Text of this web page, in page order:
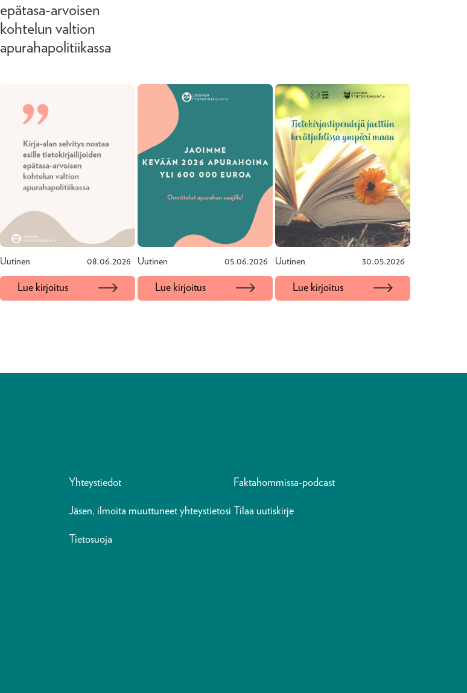
epätasa-arvoisen
kohtelun valtion
apurahapolitiikassa
Uutinen 08.06.2026
Lue kirjoitus
Uutinen 05.06.2026
Lue kirjoitus
Uutinen 30.05.2026
Lue kirjoitus
Yhteystiedot Faktahommissa-podcast
Jäsen, ilmoita muuttuneet yhteystietosi Tilaa uutiskirje
Tietosuoja